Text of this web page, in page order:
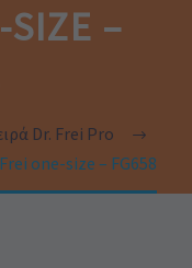
SIZE –
Dr. Frei Pro
one-size – FG658